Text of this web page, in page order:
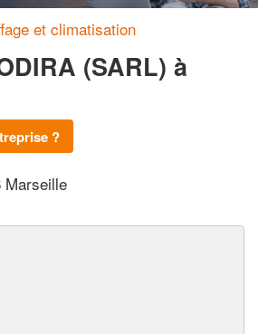
et climatisation
(SARL) à
?
Marseille